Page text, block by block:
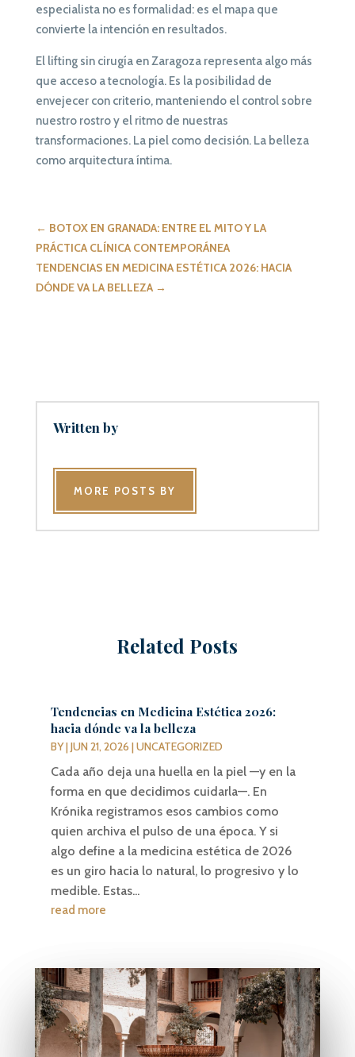
especialista no es formalidad: es el mapa que
convierte la intención en resultados.
El lifting sin cirugía en Zaragoza representa algo más
que acceso a tecnología. Es la posibilidad de
envejecer con criterio, manteniendo el control sobre
nuestro rostro y el ritmo de nuestras
transformaciones. La piel como decisión. La belleza
como arquitectura íntima.
← BOTOX EN GRANADA: ENTRE EL MITO Y LA
PRÁCTICA CLÍNICA CONTEMPORÁNEA
TENDENCIAS EN MEDICINA ESTÉTICA 2026: HACIA
DÓNDE VA LA BELLEZA→
Written by
MORE POSTS BY
Related Posts
Tendencias en Medicina Estética 2026:
hacia dónde va la belleza
BY|JUN 21, 2026 |UNCATEGORIZED
Cada año deja una huella en la piel —y en la
forma en que decidimos cuidarla—. En
Krónika registramos esos cambios como
quien archiva el pulso de una época. Y si
algo define a la medicina estética de 2026
es un giro hacia lo natural, lo progresivo y lo
medible. Estas...
read more